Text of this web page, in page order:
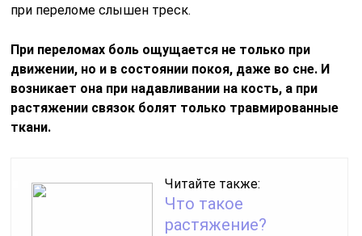
при переломе слышен треск.
При переломах боль ощущается не только при
движении, но и в состоянии покоя, даже во сне. И
возникает она при надавливании на кость, а при
растяжении связок болят только травмированные
ткани.
Читайте также:
Что такое
растяжение?